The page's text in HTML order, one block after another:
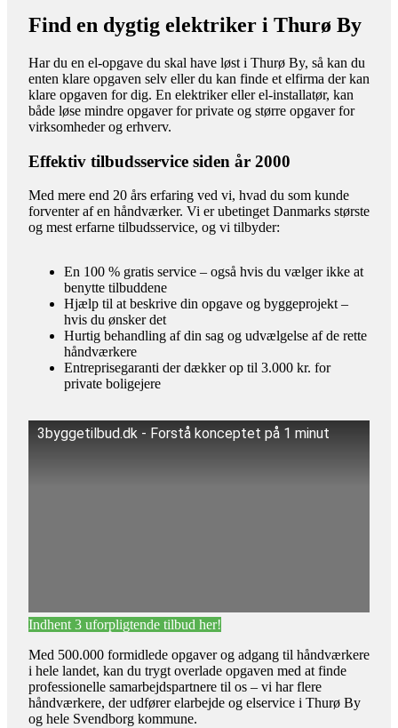
Find en dygtig elektriker i Thurø By
Har du en el-opgave du skal have løst i Thurø By, så kan du
enten klare opgaven selv eller du kan finde et elfirma der kan
klare opgaven for dig. En elektriker eller el-installatør, kan
både løse mindre opgaver for private og større opgaver for
virksomheder og erhverv.
Effektiv tilbudsservice siden år 2000
Med mere end 20 års erfaring ved vi, hvad du som kunde
forventer af en håndværker. Vi er ubetinget Danmarks største
og mest erfarne tilbudsservice, og vi tilbyder:
En 100 % gratis service – også hvis du vælger ikke at
benytte tilbuddene
Hjælp til at beskrive din opgave og byggeprojekt –
hvis du ønsker det
Hurtig behandling af din sag og udvælgelse af de rette
håndværkere
Entreprisegaranti der dækker op til 3.000 kr. for
private boligejere
3byggetilbud.dk - Forstå konceptet på 1 minut
Indhent 3 uforpligtende tilbud her!
Med 500.000 formidlede opgaver og adgang til håndværkere
i hele landet, kan du trygt overlade opgaven med at finde
professionelle samarbejdspartnere til os – vi har flere
håndværkere, der udfører elarbejde og elservice i Thurø By
og hele Svendborg kommune.